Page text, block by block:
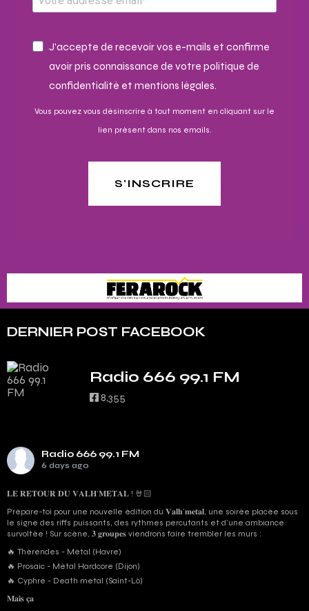
J'accepte de recevoir vos e-mails et confirme
avoir pris connaissance de votre politique de
confidentialité et mentions légales.
Vous pouvez vous désinscrire à tout moment en cliquant sur le
lien présent dans nos emails.
S'INSCRIRE
DERNIER POST FACEBOOK
Radio 666 99.1 FM
8,355
Radio 666 99.1 FM
6 days ago
𝐋𝐄 𝐑𝐄𝐓𝐎𝐔𝐑 𝐃𝐔 𝐕𝐀𝐋𝐇’𝐌𝐄𝐓𝐀𝐋 ! 🤘🏻
Prépare-toi pour une nouvelle édition du 𝐕𝐚𝐥𝐡’𝐦𝐞𝐭𝐚𝐥, une soirée placée sous
le signe des riffs puissants, des rythmes percutants et d'une ambiance
survoltée ! Sur scène, 𝟑 𝐠𝐫𝐨𝐮𝐩𝐞𝐬 viendrons faire trembler les murs :
🔥 Thérendes - Métal (Havre)
🔥 Prosaic - Métal Hardcore (Dijon)
🔥 Cyphre - Death metal (Saint-Lô)
𝐌𝐚𝐢𝐬 𝐜̧𝐚